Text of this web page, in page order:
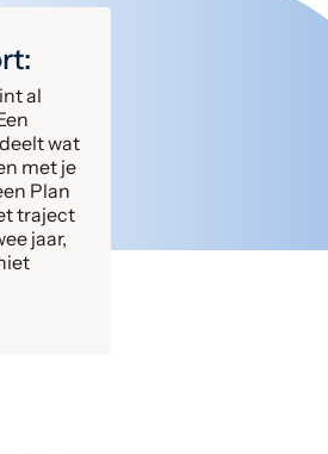
al
wat
met je
Plan
traject
jaar,